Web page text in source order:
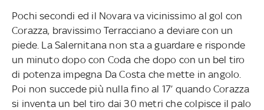
Pochi secondi ed il Novara va vicinissimo al gol con
Corazza, bravissimo Terracciano a deviare con un
piede. La Salernitana non sta a guardare e risponde
un minuto dopo con Coda che dopo con un bel tiro
di potenza impegna Da Costa che mette in angolo.
Poi non succede più nulla fino al 17’ quando Corazza
si inventa un bel tiro dai 30 metri che colpisce il palo